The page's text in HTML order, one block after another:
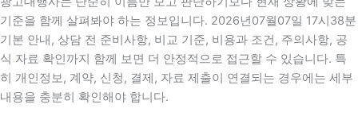
기준을 함께 살펴봐야 하는 정보입니다. 2026년07월07일 17시38분
기본 안내, 상담 전 준비사항, 비교 기준, 비용과 조건, 주의사항, 공
식 자료 확인까지 함께 보면 더 안정적으로 접근할 수 있습니다. 특
히 개인정보, 계약, 신청, 결제, 자료 제출이 연결되는 경우에는 세부
내용을 충분히 확인해야 합니다.